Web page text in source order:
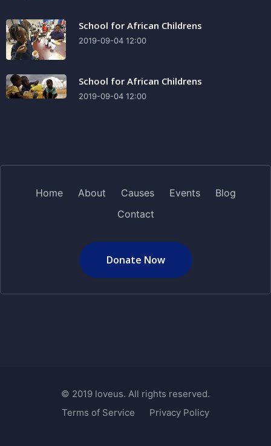
School for African Childrens
2019-09-04 12:00
School for African Childrens
2019-09-04 12:00
Home About Causes Events
Blog
Contact
Donate Now
© 2019 loveus. All rights reserved.
Terms of Service
Privacy Policy